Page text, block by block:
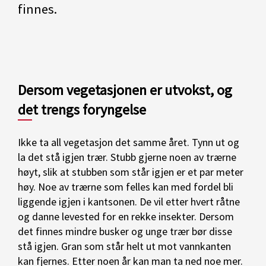
finnes.
Dersom vegetasjonen er utvokst, og
det trengs foryngelse
Ikke ta all vegetasjon det samme året. Tynn ut og
la det stå igjen trær. Stubb gjerne noen av trærne
høyt, slik at stubben som står igjen er et par meter
høy. Noe av trærne som felles kan med fordel bli
liggende igjen i kantsonen. De vil etter hvert råtne
og danne levested for en rekke insekter. Dersom
det finnes mindre busker og unge trær bør disse
stå igjen. Gran som står helt ut mot vannkanten
kan fjernes. Etter noen år kan man ta ned noe mer.